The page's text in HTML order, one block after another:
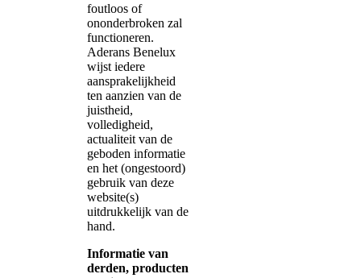
foutloos of
ononderbroken zal
functioneren.
Aderans Benelux
wijst iedere
aansprakelijkheid
ten aanzien van de
juistheid,
volledigheid,
actualiteit van de
geboden informatie
en het (ongestoord)
gebruik van deze
website(s)
uitdrukkelijk van de
hand.
Informatie van
derden, producten